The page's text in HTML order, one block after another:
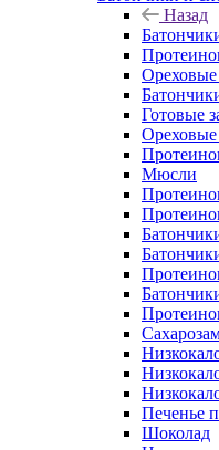
Назад
Ореховые
Готовые
Мюсли
Печенье
Шоколад